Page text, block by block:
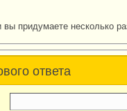
придумаете несколько
ответа